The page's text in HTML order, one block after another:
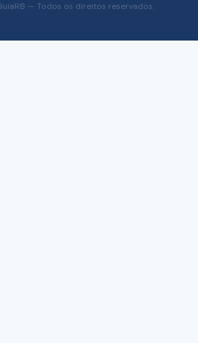
— Todos os direitos reservados.